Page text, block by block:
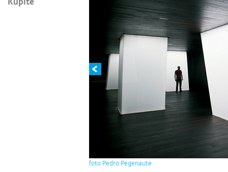
foto Pedro Pegenaute